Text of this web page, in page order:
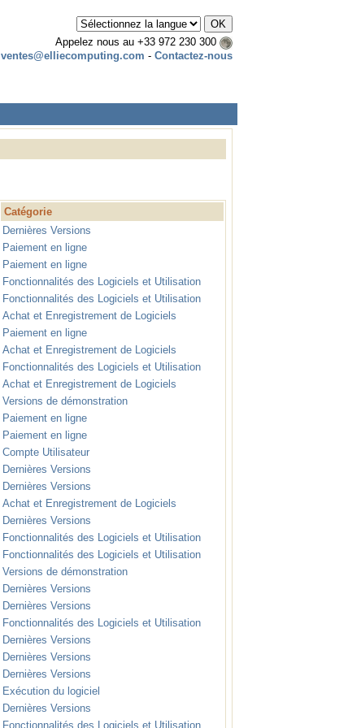
Appelez nous au +33 972 230 300
ventes@elliecomputing.com - Contactez-nous
Catégorie
Dernières Versions
Paiement en ligne
Paiement en ligne
Fonctionnalités des Logiciels et Utilisation
Fonctionnalités des Logiciels et Utilisation
Achat et Enregistrement de Logiciels
Paiement en ligne
Achat et Enregistrement de Logiciels
Fonctionnalités des Logiciels et Utilisation
Achat et Enregistrement de Logiciels
Versions de démonstration
Paiement en ligne
Paiement en ligne
Compte Utilisateur
Dernières Versions
Dernières Versions
Achat et Enregistrement de Logiciels
Dernières Versions
Fonctionnalités des Logiciels et Utilisation
Fonctionnalités des Logiciels et Utilisation
Versions de démonstration
Dernières Versions
Dernières Versions
Fonctionnalités des Logiciels et Utilisation
Dernières Versions
Dernières Versions
Dernières Versions
Exécution du logiciel
Dernières Versions
Fonctionnalités des Logiciels et Utilisation